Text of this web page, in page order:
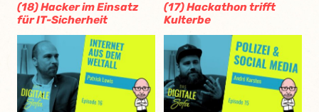
(18) Hacker im Einsatz
für IT-Sicherheit
(17) Hackathon trifft
Kulterbe